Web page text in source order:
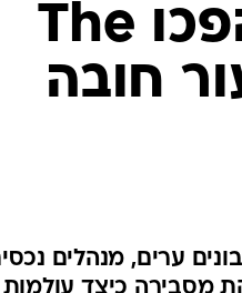
ארכיון כתבות
אנחנו דור מפוקסל: כך הפכו The